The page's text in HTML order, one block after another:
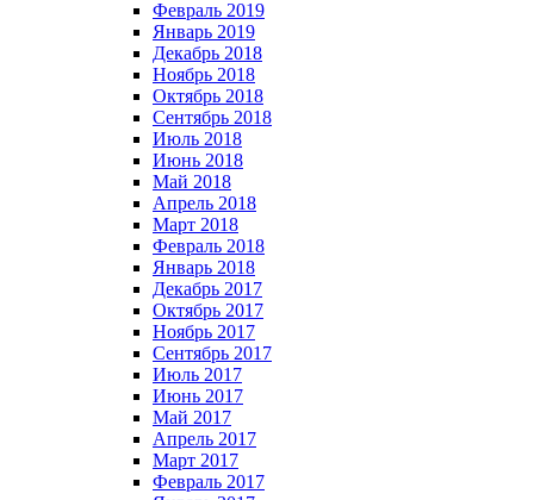
Февраль 2019
Январь 2019
Декабрь 2018
Ноябрь 2018
Октябрь 2018
Сентябрь 2018
Июль 2018
Июнь 2018
Май 2018
Апрель 2018
Март 2018
Февраль 2018
Январь 2018
Декабрь 2017
Октябрь 2017
Ноябрь 2017
Сентябрь 2017
Июль 2017
Июнь 2017
Май 2017
Апрель 2017
Март 2017
Февраль 2017